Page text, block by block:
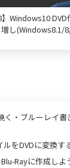
】Windows10
し(Windows8.1/
く・ブルーレイ
ルをDVDに変換す
Rayに作成しよ